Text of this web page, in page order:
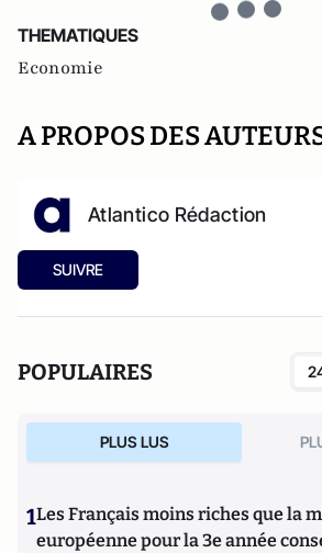
THEMATIQUES
Economie
A PROPOS DES
Atlantico Rédaction
SUIVRE
POPULAIRES
PLUS LUS
1Les Français moins riches que la
européenne pour la 3e année